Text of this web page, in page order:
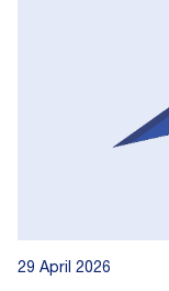
29 April 2026